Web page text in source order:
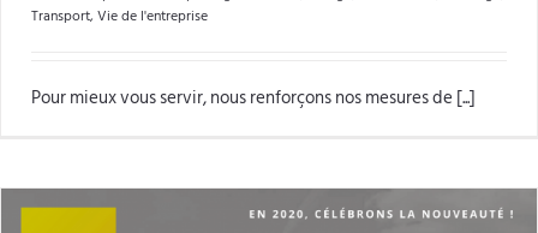
Transport, Vie de l'entreprise
Pour mieux vous servir, nous renforçons nos mesures de [...]